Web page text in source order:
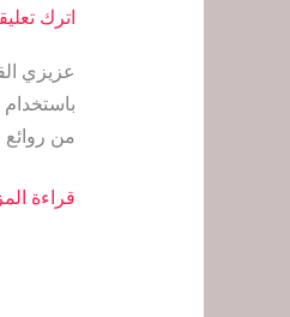
اترك
عزيزي
من
قراءة